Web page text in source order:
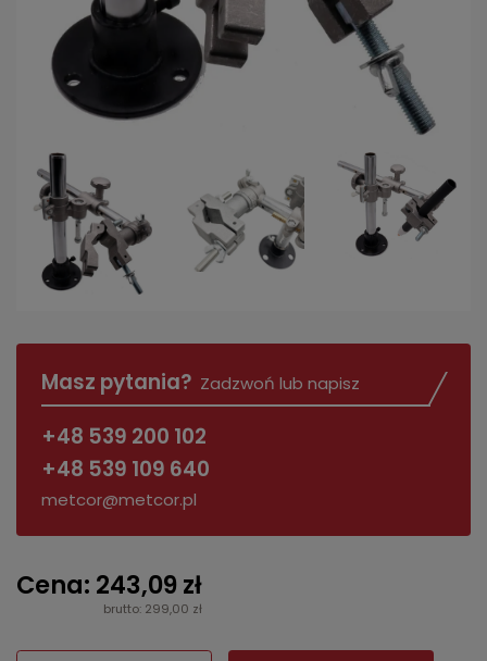
Masz pytania? Zadzwoń lub napisz
+48 539 200 102
+48 539 109 640
metcor@metcor.pl
Cena: 243,09 zł
brutto: 299,00 zł